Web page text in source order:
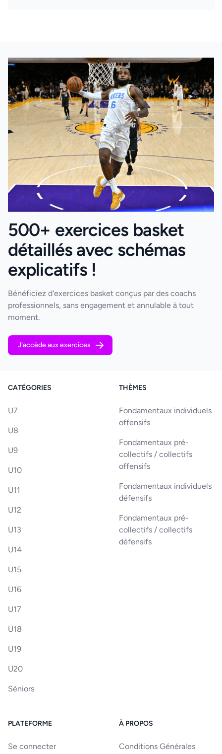
500+ exercices basket
détaillés avec schémas
explicatifs !
Bénéficiez d'exercices basket conçus par des coachs
professionnels, sans engagement et annulable à tout
moment.
J'accède aux exercices
CATÉGORIES
U7
U8
U9
U10
U11
U12
U13
U14
U15
U16
U17
U18
U19
U20
Séniors
THÈMES
Fondamentaux individuels
offensifs
Fondamentaux pré-
collectifs / collectifs
offensifs
Fondamentaux individuels
défensifs
Fondamentaux pré-
collectifs / collectifs
défensifs
PLATEFORME
Se connecter
À PROPOS
Conditions Générales